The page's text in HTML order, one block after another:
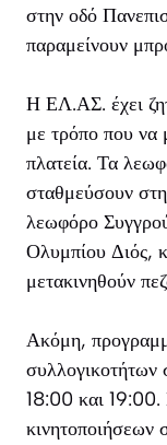
στην οδό
παραμείνουν
Η ΕΛ.ΑΣ. έχει
με τρόπο που να
πλατεία. Τα
σταθμεύσουν
λεωφόρο
Ολυμπίου Διός,
μετακινηθούν
Ακόμη,
συλλογικοτήτων
18:00 και 19:00.